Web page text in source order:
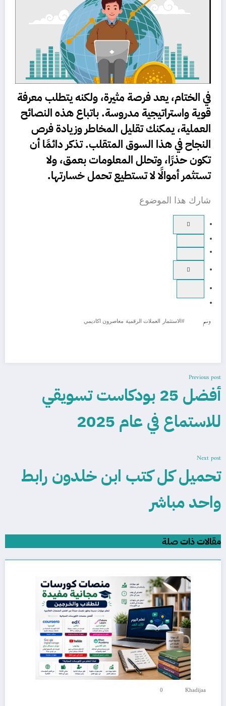
في الختام، يعد فرصة مثيرة، ولكنه يتطلب معرفة
قوية واستراتيجية مدروسة. باتباع هذه النصائح
العملية، يمكنك تقليل المخاطر وزيادة فرص
النجاح في هذا السوق المتقلب. تذكر دائمًا أن
تكون حذرًا، وتحلل المعلومات بعمق، ولا
تستثمر أموالًا لا تستطيع تحمل خسارتها.
شارك هذا الموضوع
وسم #الاستثمار العملات الرقمية معاصرون اكاديمي
Previous post
أفضل 25 بودكاست تسويقي
للاستماع في عام 2025
Next post
تحميل كل كتب ابن خلدون رابط
واحد مباشر
مقالات ذات صلة
Khadijaa
0